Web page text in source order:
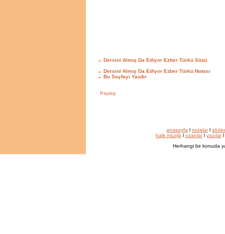
→ Dersini Almış Da Ediyor Ezber Türkü Sözü
→ Dersini Almış Da Ediyor Ezber Türkü Notası
→ Bu Sayfayı Yazdır
anasayfa l notalarl sözler
halk müziğil ozanlarl yazılarl
Herhangi bir konuda